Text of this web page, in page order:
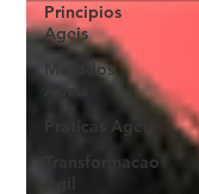
Principios
Ageis
Metodos
Ageis
Praticas Ageis
Transformacao